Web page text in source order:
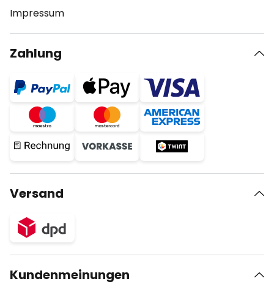
Impressum
Zahlung
Versand
Kundenmeinungen